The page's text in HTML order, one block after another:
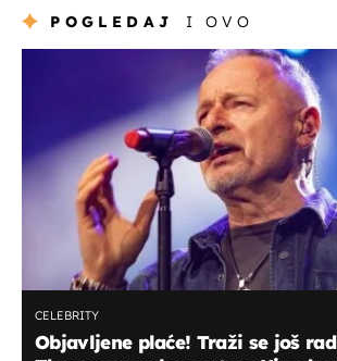
POGLEDAJ I OVO
CELEBRITY
Objavljene plaće! Traži se još